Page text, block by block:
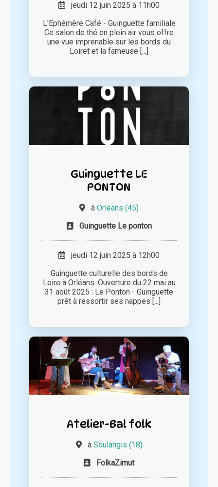
jeudi 12 juin 2025 à 11h00
L'Ephémère Café - Guinguette familiale
Ce salon de thé en plein air vous offre
une vue imprenable sur les bords du
Loiret et la fameuse [...]
Guinguette LE
PONTON
à Orléans (45)
Guinguette Le ponton
jeudi 12 juin 2025 à 12h00
Guinguette culturelle des bords de
Loire à Orléans. Ouverture du 22 mai au
31 août 2025 : Le Ponton - Guinguette
prêt à ressortir ses nappes [...]
Atelier-Bal folk
à Soulangis (18)
FolkaZimut